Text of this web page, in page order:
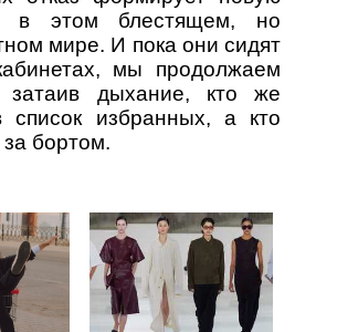
в этом блестящем, но
мире. И пока они сидят
мы продолжаем
затаив дыхание, кто же
список избранных, а кто
за бортом.